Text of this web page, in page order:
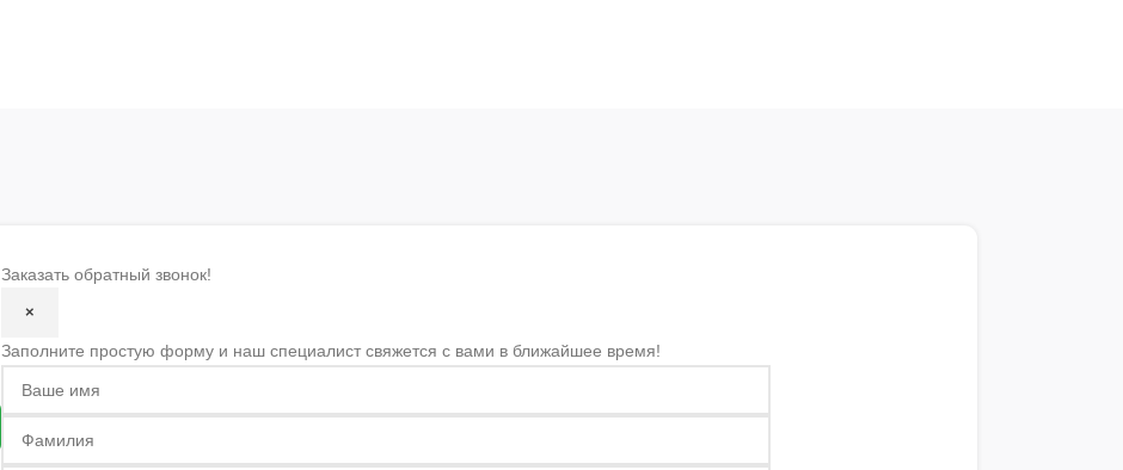
Заказать обратный звонок!
×
Заполните простую форму и наш специалист свяжется с вами в ближайшее время!